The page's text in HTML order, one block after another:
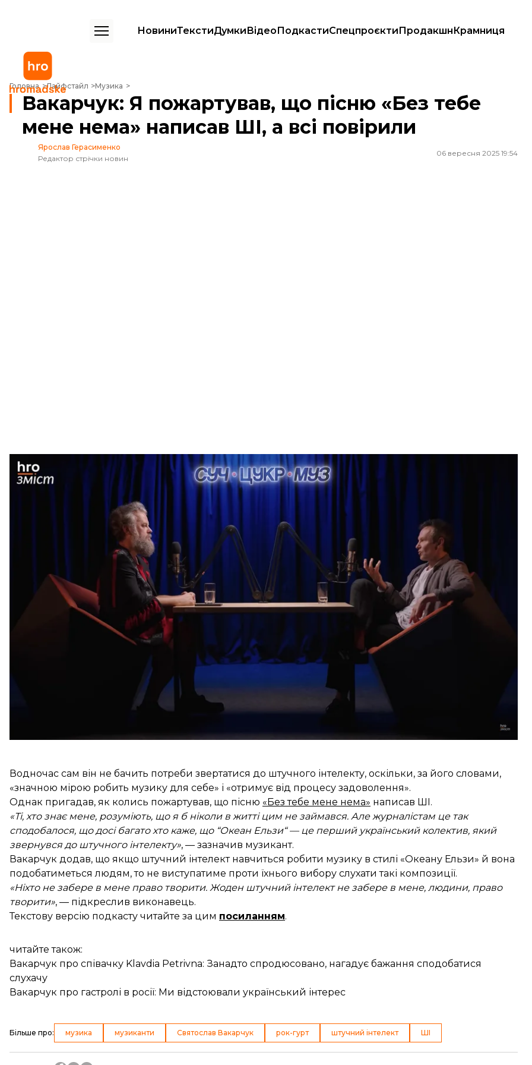
НовиниТекстиДумкиВідеоПодкастиСпецпроєктиПродакшнКрамниця
Головна Лайфстайл Музика
Вакарчук: Я пожартував, що пісню «Без тебе мене нема» написав ШІ, а всі повірили
Вакарчук: Я пожартував, що пісню «Без тебе
мене нема» написав ШІ, а всі повірили
Ярослав Герасименко
Редактор стрічки новин
06 вересня 2025 19:54
Музикант Святослав Вакарчук разом із ведучим Альбертом Цукренком під час подкасту «СучЦукрМуз»
Скриншот
Музикант Святослав Вакарчук заявив, що штучний інтелект не забере в нього права творити.
Про це лідер гурту «Океан Ельзи»
Водночас Вакарчук наголосив, що «серйозно» ставиться до поняття «штучний інтелект» і
не заперечує його. На думку музиканта, ШІ продовжить розвиватися й «нічого з цим не зробити,
як не можна було зробити з винаходом парового двигуна або електрики».
«Усі розумні люди, притомні люди розуміють, що прогрес рухає нами, а не ми рухаємо прогресом.
Хочемо ми цього чи ні. Так влаштоване людство з нашою любов’ю до вдосконалення, з нашим
марнославством, з нашою лінню, з нашим абстрактним мисленням»
, — зазначив музикант.
Водночас сам він не бачить потреби звертатися до штучного інтелекту, оскільки, за його словами,
«значною мірою робить музику для себе» і «отримує від процесу задоволення».
Однак пригадав, як колись пожартував, що пісню «Без тебе мене нема» написав ШІ.
«Ті, хто знає мене, розуміють, що я б ніколи в житті цим не займався. Але журналістам це так
сподобалося, що досі багато хто каже, що “Океан Ельзи“ — це перший український колектив, який
звернувся до штучного інтелекту», — зазначив музикант.
Вакарчук додав, що якщо штучний інтелект навчиться робити музику в стилі «Океану Ельзи» й вона
подобатиметься людям, то не виступатиме проти їхнього вибору слухати такі композиції.
«Ніхто не забере в мене право творити. Жоден штучний інтелект не забере в мене, людини, право
творити», — підкреслив виконавець.
Текстову версію подкасту читайте за цим посиланням.
читайте також:
Вакарчук про співачку Klavdia Petrivna: Занадто спродюсовано, нагадує бажання сподобатися
слухачу
Вакарчук про гастролі в росії: Ми відстоювали український інтерес
Більше про: музика музиканти Святослав Вакарчук рок-гурт штучний інтелект ШІ